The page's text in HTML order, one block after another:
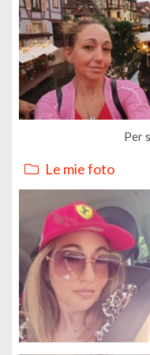
Per
Le mie foto